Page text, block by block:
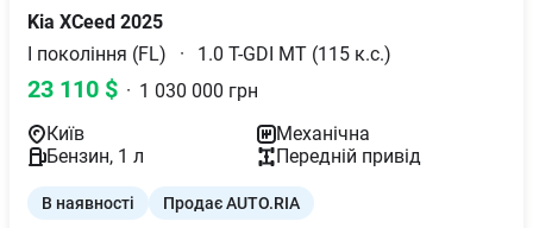
Kia XCeed 2025
І покоління (FL)
· 1.0 T-GDI MT (115 к.с.)
23 110 $ · 1 030 000 грн
Київ
Механічна
Бензин, 1 л Передній привід
В наявності Продає AUTO.RIA